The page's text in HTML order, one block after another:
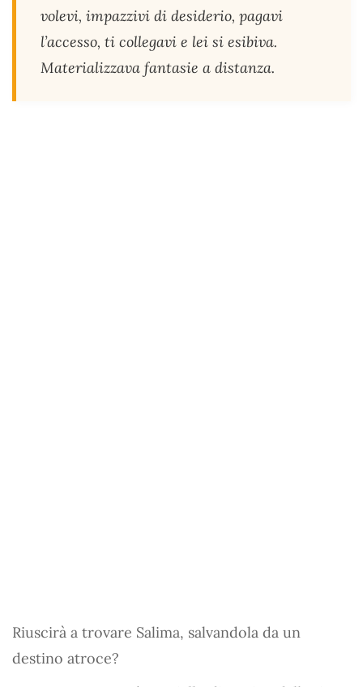
volevi, impazzivi di desiderio, pagavi
l’accesso, ti collegavi e lei si esibiva.
Materializzava fantasie a distanza.
Riuscirà a trovare Salima, salvandola da un
destino atroce?